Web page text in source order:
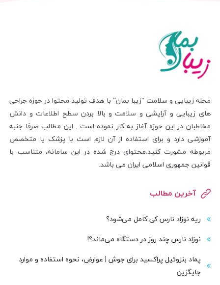
مجله زیبایی و سلامت “زیبا بمان” با هدف تولید محتوا در حوزه جراحی
های زیبایی و آرایشی و سلامت و بالا بردن سطح اطلاعات و دانش
مخاطبان در این حوزه آغاز به کار نموده است . این مطالب صرفا جنبه
آموزشی دارد و برای استفاده از آن لازم است با پزشک یا متخصص
مربوطه مشورت کنید.محتوای درج شده در این سامانه، متناسب با
قوانین جمهوری اسلامی ایران می باشد.
آخرین مطالب
ریه نوزاد نارس کی کامل می‌شود؟
نوزاد نارس چند روز در دستگاه می‌ماند؟!
پماد بنزوئیل پراکسید برای جوش | عوارض، نحوه استفاده و موارد
جایگزین